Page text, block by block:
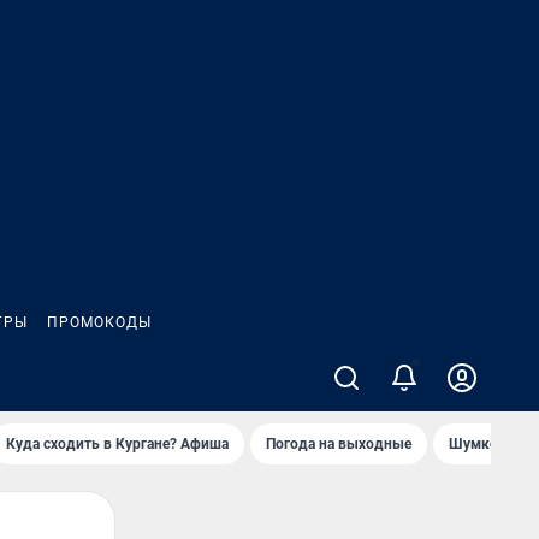
ПРОМОКОДЫ
Куда сходить в Кургане? Афиша Погода на выходные Шумков в